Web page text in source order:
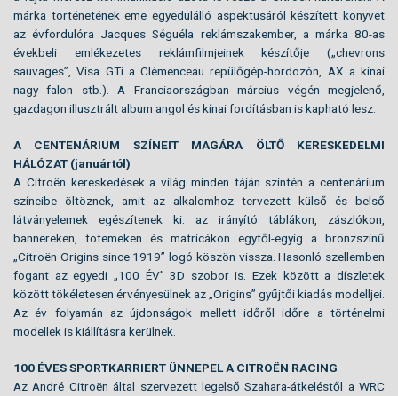
márka történetének eme egyedülálló aspektusáról készített könyvet
az évfordulóra Jacques Séguéla reklámszakember, a márka 80-as
évekbeli emlékezetes reklámfilmjeinek készítője („chevrons
sauvages”, Visa GTi a Clémenceau repülőgép-hordozón, AX a kínai
nagy falon stb.). A Franciaországban március végén megjelenő,
gazdagon illusztrált album angol és kínai fordításban is kapható lesz.
A CENTENÁRIUM SZÍNEIT MAGÁRA ÖLTŐ KERESKEDELMI
HÁLÓZAT (januártól)
A Citroën kereskedések a világ minden táján szintén a centenárium
színeibe öltöznek, amit az alkalomhoz tervezett külső és belső
látványelemek egészítenek ki: az irányító táblákon, zászlókon,
bannereken, totemeken és matricákon egytől-egyig a bronzszínű
„Citroën Origins since 1919” logó köszön vissza. Hasonló szellemben
fogant az egyedi „100 ÉV” 3D szobor is. Ezek között a díszletek
között tökéletesen érvényesülnek az „Origins” gyűjtői kiadás modelljei.
Az év folyamán az újdonságok mellett időről időre a történelmi
modellek is kiállításra kerülnek.
100 ÉVES SPORTKARRIERT ÜNNEPEL A CITROËN RACING
Az André Citroën által szervezett legelső Szahara-átkeléstől a WRC